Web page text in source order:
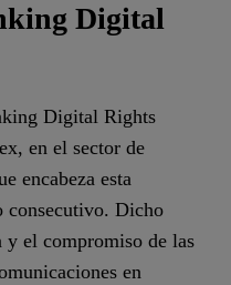
Digital
Digital Rights
en el sector de
encabeza esta
consecutivo. Dicho
y el compromiso de las
en